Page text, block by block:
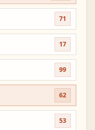
71
17
99
62
53